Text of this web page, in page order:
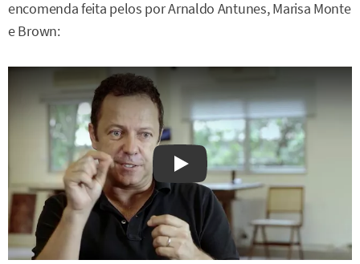
encomenda feita pelos por Arnaldo Antunes, Marisa Monte
e Brown:
Watch on YouTube